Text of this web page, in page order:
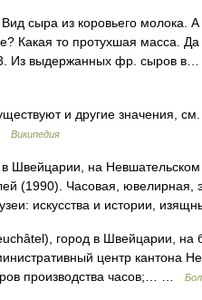
сыра из коровьего молока. А
Какая то протухшая масса.
Из выдержанных фр. сыров
и другие значения,
Википедия
Швейцарии, на
(1990). Часовая, ювелирная,
искусства и истории,
город в Швейцарии, на
центр кантона
производства часов;… …